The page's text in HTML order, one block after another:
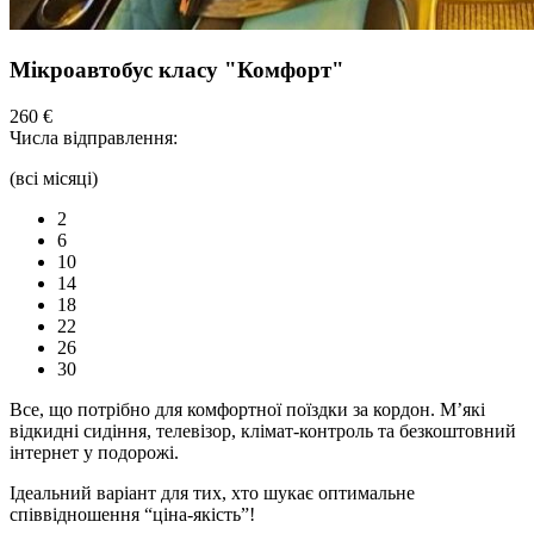
Мікроавтобус класу "Комфорт"
260 €
Числа відправлення:
(всі місяці)
2
6
10
14
18
22
26
30
Все, що потрібно для комфортноїпоїздки за кордон. М’які
відкидні сидіння, телевізор, клімат-контроль та безкоштовний
інтернет у подорожі.
Ідеальний варіант для тих, хто шукає оптимальне
співвідношення “ціна-якість”!